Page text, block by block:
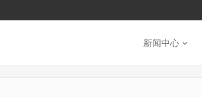
新闻中心